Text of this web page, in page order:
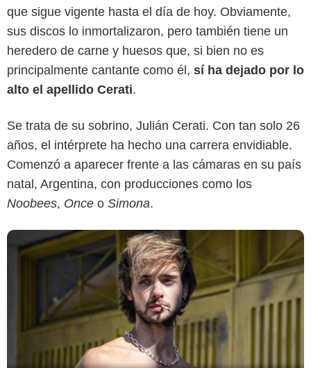
que sigue vigente hasta el día de hoy. Obviamente,
sus discos lo inmortalizaron, pero también tiene un
heredero de carne y huesos que, si bien no es
principalmente cantante como él, sí ha dejado por lo
alto el apellido Cerati.
Se trata de su sobrino, Julián Cerati. Con tan solo 26
años, el intérprete ha hecho una carrera envidiable.
Comenzó a aparecer frente a las cámaras en su país
natal, Argentina, con producciones como los
Noobees, Once o Simona.